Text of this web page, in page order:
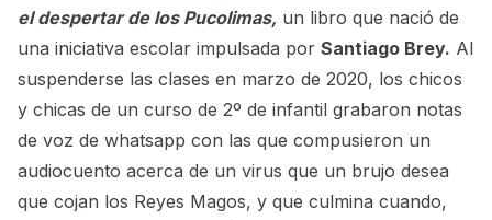
el despertar de los Pucolimas, un libro que nació de
una iniciativa escolar impulsada por Santiago Brey. Al
suspenderse las clases en marzo de 2020, los chicos
y chicas de un curso de 2º de infantil grabaron notas
de voz de whatsapp con las que compusieron un
audiocuento acerca de un virus que un brujo desea
que cojan los Reyes Magos, y que culmina cuando,